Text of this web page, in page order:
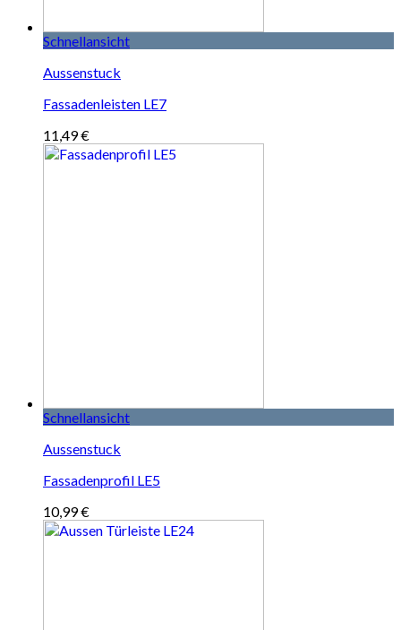
Schnellansicht
Aussenstuck
Fassadenleisten LE7
11,49€
Schnellansicht
Aussenstuck
Fassadenprofil LE5
10,99€